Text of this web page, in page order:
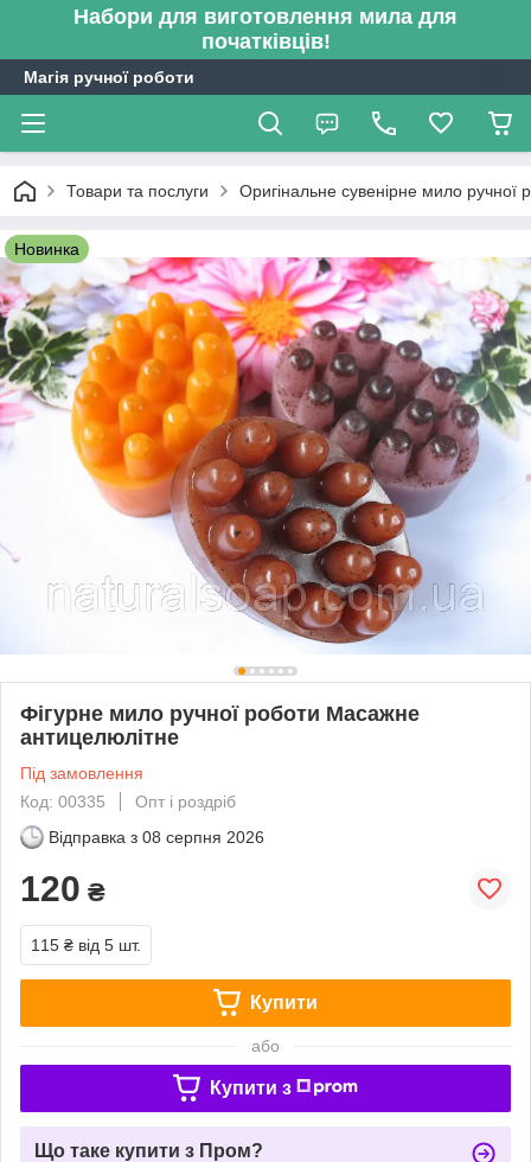
Набори для виготовлення мила для
початківців!
Магія ручної роботи
Товари та послуги Оригінальне сувенірне мило ручної
Новинка
Фігурне мило ручної роботи Масажне
антицелюлітне
Під замовлення
Код: 00335
Опт і роздріб
Відправка з 08 серпня 2026
120 ₴
115 ₴ від 5 шт.
Купити
або
Купити з
Що таке купити з Пром?